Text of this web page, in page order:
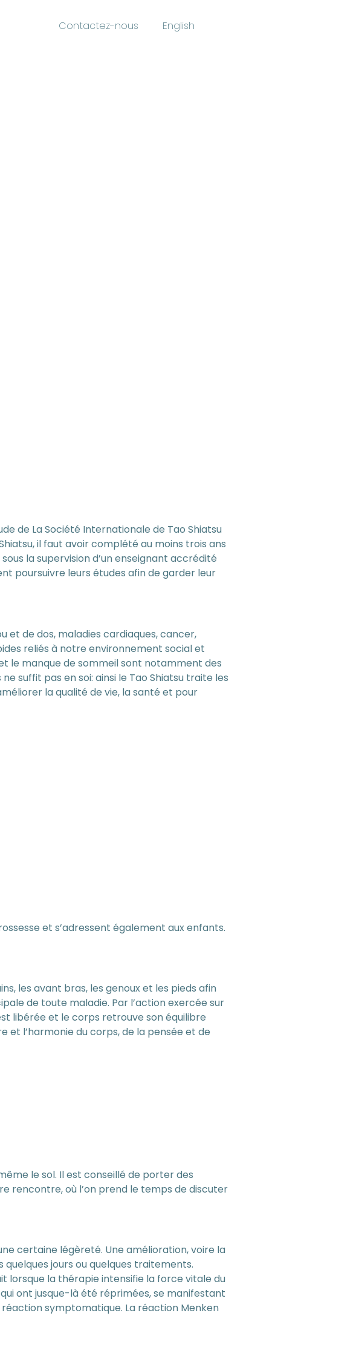
Contactez-nous English
de La Société Internationale de Tao Shiatsu
il faut avoir complété au moins trois ans
la supervision d’un enseignant accrédité
poursuivre leurs études afin de garder leur
et de dos, maladies cardiaques, cancer,
reliés à notre environnement social et
le manque de sommeil sont notamment des
suffit pas en soi: ainsi le Tao Shiatsu traite les
la qualité de vie, la santé et pour
et s’adressent également aux enfants.
les avant bras, les genoux et les pieds afin
de toute maladie. Par l’action exercée sur
libérée et le corps retrouve son équilibre
et l’harmonie du corps, de la pensée et de
le sol. Il est conseillé de porter des
rencontre, où l’on prend le temps de discuter
certaine légèreté. Une amélioration, voire la
jours ou quelques traitements.
lorsque la thérapie intensifie la force vitale du
ont jusque-là été réprimées, se manifestant
symptomatique. La réaction Menken